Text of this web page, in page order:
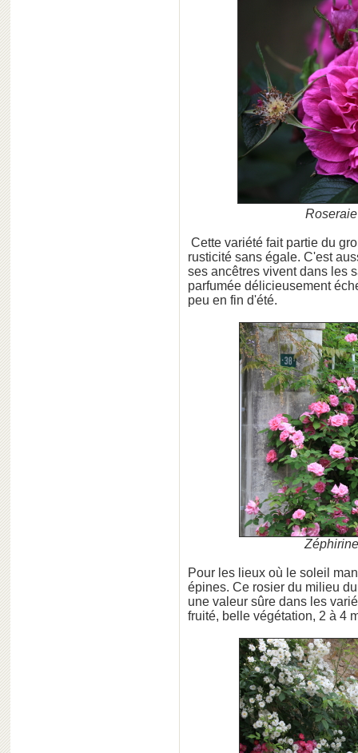
Cette variété fait partie du
rusticité sans égale. C'est
ses ancêtres vivent dans les
parfumée délicieusement
peu en fin d'été.
Pour les lieux où le soleil
épines. Ce rosier du milieu
une valeur sûre dans les
fruité, belle végétation, 2 à 4